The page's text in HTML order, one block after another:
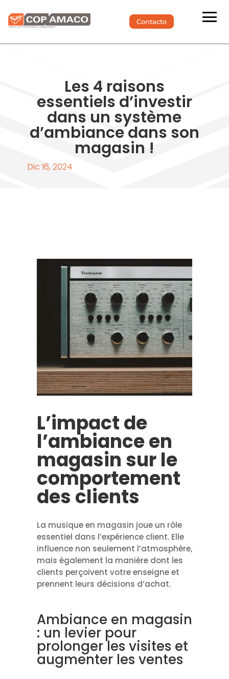
Contacto
Les 4 raisons
essentiels d’investir
dans un système
d’ambiance dans son
magasin !
Dic 16, 2024
L’impact de
l’ambiance en
magasin sur le
comportement
des clients
La musique en magasin joue un rôle
essentiel dans l’expérience client. Elle
influence non seulement l’atmosphère,
mais également la manière dont les
clients perçoivent votre enseigne et
prennent leurs décisions d’achat.
Ambiance en magasin
: un levier pour
prolonger les visites et
augmenter les ventes